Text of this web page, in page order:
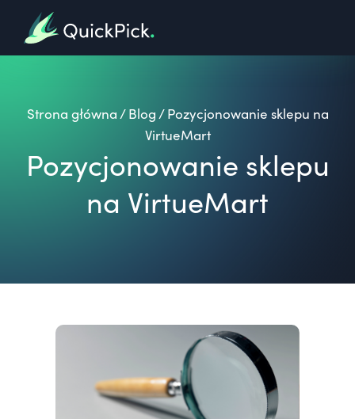
Strona główna/Blog/Pozycjonowanie sklepu na
VirtueMart
Pozycjonowanie sklepu
na VirtueMart